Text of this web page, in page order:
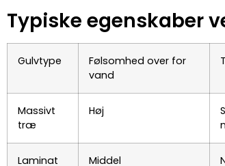
Typiske egenskaber
Gulvtype
Følsomhed over for
vand
Massivt
træ
Høj
Laminat Middel